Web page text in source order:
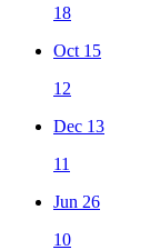
18
Oct 15
12
Dec 13
11
Jun 26
10